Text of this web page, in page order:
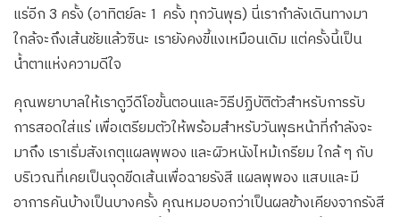
แร่อีก 3 ครั้ง (อาทิตย์ละ 1 ครั้ง ทุกวันพุธ) นี่เรากำลังเดินทางมา
ใกล้จะถึงเส้นชัยแล้วซินะ เรายังคงขี้แงเหมือนเดิม แต่ครั้งนี้เป็น
น้ำตาแห่งความดีใจ
คุณพยาบาลให้เราดูวีดีโอขั้นตอนและวิธีปฏิบัติตัวสำหรับการรับ
การสอดใส่แร่ เพื่อเตรียมตัวให้พร้อมสำหรับวันพุธหน้าที่กำลังจะ
มาถึง เราเริ่มสังเกตุแผลพุพอง และผิวหนังไหม้เกรียม ใกล้ ๆ กับ
บริเวณที่เคยเป็นจุดขีดเส้นเพื่อฉายรังสี แผลพุพอง แสบและมี
อาการคันบ้างเป็นบางครั้ง คุณหมอบอกว่าเป็นผลข้างเคียงจากรังสี